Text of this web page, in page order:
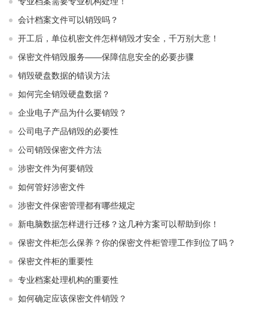
会计档案文件可以销毁吗？
开工后，单位机密文件怎样销毁才安全，千万别大意！
保密文件销毁服务——保障信息安全的必要步骤
销毁硬盘数据的错误方法
如何完全销毁硬盘数据？
企业电子产品为什么要销毁？
公司电子产品销毁的必要性
公司销毁保密文件方法
涉密文件为何要销毁
如何管好涉密文件
涉密文件保密管理都有哪些规定
新电脑数据怎样进行迁移？这几种方案可以帮助到你！
保密文件柜怎么保养？你的保密文件柜管理工作到位了吗？
保密文件柜的重要性
专业档案处理机构的重要性
如何确定应该保密文件销毁？